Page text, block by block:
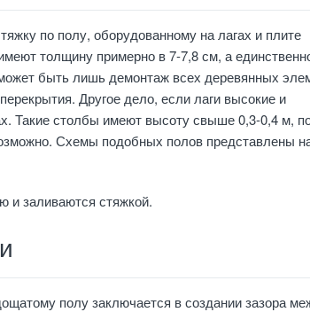
по полу, оборудованному на лагах и плите
толщину примерно в 7-7,8 см, а
быть лишь демонтаж всех деревянных
Другое дело, если лаги высокие и
Такие столбы имеют высоту свыше 0,3-0,4 м,
Схемы подобных полов представлены
и заливаются стяжкой.
полу заключается в создании зазора